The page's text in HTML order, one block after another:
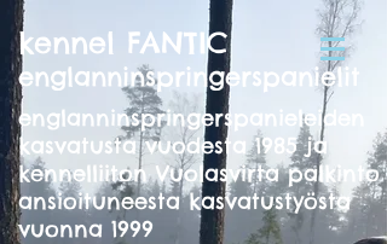
kennel FANTIC
englanninspringerspanielit
englanninspringerspanieleiden
kasvatusta vuodesta 1985 ja
kennelliiton Vuolasvirta palkinto
ansioituneesta kasvatustyösta
vuonna 1999